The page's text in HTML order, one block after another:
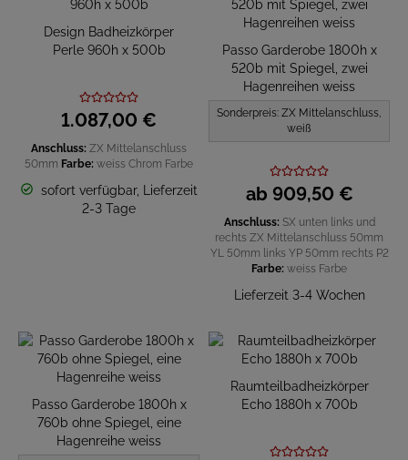
Design Badheizkörper
Perle 960h x 500b
1.087,00 €
Anschluss: ZX Mittelanschluss
50mm Farbe: weiss Chrom Farbe
sofort verfügbar, Lieferzeit
2-3 Tage
Passo Garderobe 1800h x
520b mit Spiegel, zwei
Hagenreihen weiss
Sonderpreis: ZX Mittelanschluss,
weiß
ab 909,50 €
Anschluss: SX unten links und
rechts ZX Mittelanschluss 50mm
YL 50mm links YP 50mm rechts P2
Farbe: weiss Farbe
Lieferzeit 3-4 Wochen
Passo Garderobe 1800h x
760b ohne Spiegel, eine
Hagenreihe weiss
Raumteilbadheizkörper
Echo 1880h x 700b